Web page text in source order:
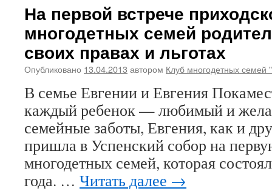
На первой встрече
многодетных семей
своих правах и льготах
Опубликовано 13.04.2013 автором Клуб многодетных
В семье Евгении и Евгения
каждый ребенок — любимый и
семейные заботы, Евгения, как и
пришла в Успенский собор на
многодетных семей, которая
года. … Читать далее →